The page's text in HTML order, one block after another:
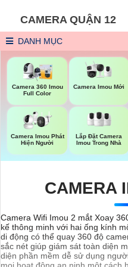
CAMERA QUẬN 12
DANH MỤC
Camera 360 Imou
Full Color
Camera Imou Mới
Camera Imou Phát
Hiện Người
Lắp Đặt Camera
Imou Trong Nhà
CAMERA
Camera Wifi Imou 2 mắt Xoay
kế thông minh với hai ống kính
di động có thể quay 360 độ
sắc nét giúp giám sát toàn diện
diện phần mềm dễ sử dụng